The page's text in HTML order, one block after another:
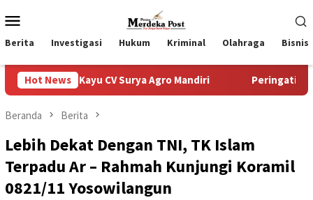
ke
kontenMobile
Berita Investigasi Hukum Kriminal Olahraga Bisnis
Hot News
Kayu CV Surya Agro Mandiri Peringati HUT ke-80
Beranda Berita
Lebih Dekat Dengan TNI, TK Islam
Terpadu Ar – Rahmah Kunjungi Koramil
0821/11 Yosowilangun